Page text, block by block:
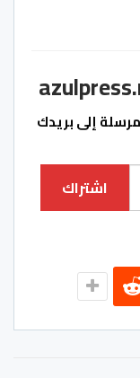
إلى بريدك
اشتراك